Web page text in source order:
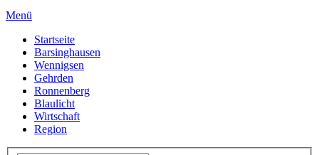
Menü
Startseite
Barsinghausen
Wennigsen
Gehrden
Ronnenberg
Blaulicht
Wirtschaft
Region